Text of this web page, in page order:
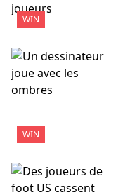
WIN
WIN